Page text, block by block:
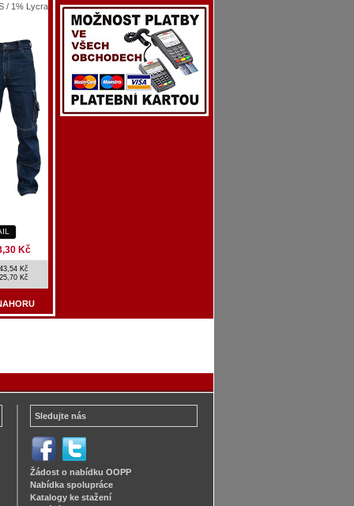
/ 1% Lycra
Kč
Kč
Kč
Sledujte nás
Žádost o nabídku OOPP
Nabídka spolupráce
Katalogy ke stažení